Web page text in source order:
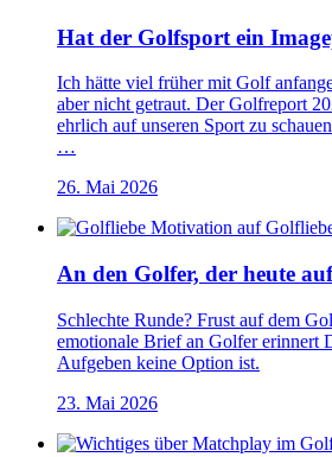
Hat der Golfsport ein
Ich hätte viel früher mit Golf
aber nicht getraut. Der Golfreport
ehrlich auf unseren Sport zu
…
26. Mai 2026
An den Golfer, der heute
Schlechte Runde? Frust auf dem
emotionale Brief an Golfer erinnert
Aufgeben keine Option ist.
23. Mai 2026